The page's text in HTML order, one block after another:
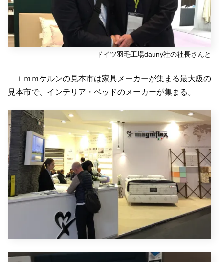
ドイツ羽毛工場dauny社の社長さんと
ｉｍｍケルンの見本市は家具メーカーが集まる最大級の
見本市で、インテリア・ベッドのメーカーが集まる。